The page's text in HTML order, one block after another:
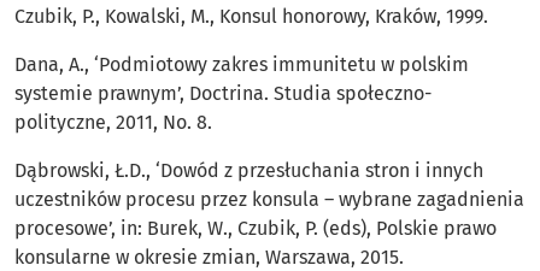
Czubik, P., Kowalski, M., Konsul honorowy, Kraków, 1999.
Dana, A., ‘Podmiotowy zakres immunitetu w polskim
systemie prawnym’, Doctrina. Studia społeczno-
polityczne, 2011, No. 8.
Dąbrowski, Ł.D., ‘Dowód z przesłuchania stron i innych
uczestników procesu przez konsula – wybrane zagadnienia
procesowe’, in: Burek, W., Czubik, P. (eds), Polskie prawo
konsularne w okresie zmian, Warszawa, 2015.